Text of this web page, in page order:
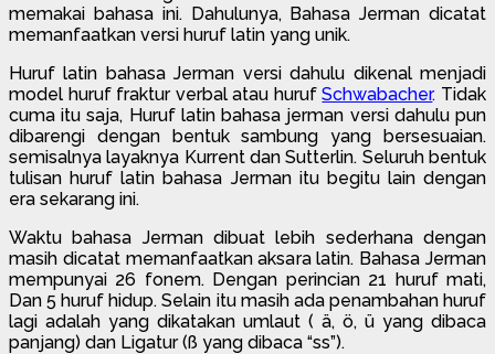
memakai bahasa ini. Dahulunya, Bahasa Jerman dicatat
memanfaatkan versi huruf latin yang unik.
Huruf latin bahasa Jerman versi dahulu dikenal menjadi
model huruf fraktur verbal atau hurufSchwabacher. Tidak
cuma itu saja, Huruf latin bahasa jerman versi dahulu pun
dibarengi dengan bentuk sambung yang bersesuaian.
semisalnya layaknya Kurrent dan Sutterlin. Seluruh bentuk
tulisan huruf latin bahasa Jerman itu begitu lain dengan
era sekarang ini.
Waktu bahasa Jerman dibuat lebih sederhana dengan
masih dicatat memanfaatkan aksara latin. Bahasa Jerman
mempunyai 26 fonem. Dengan perincian 21 huruf mati,
Dan 5 huruf hidup. Selain itu masih ada penambahan huruf
lagi adalah yang dikatakan umlaut ( ä, ö, ü yang dibaca
panjang) dan Ligatur (ß yang dibaca “ss”).